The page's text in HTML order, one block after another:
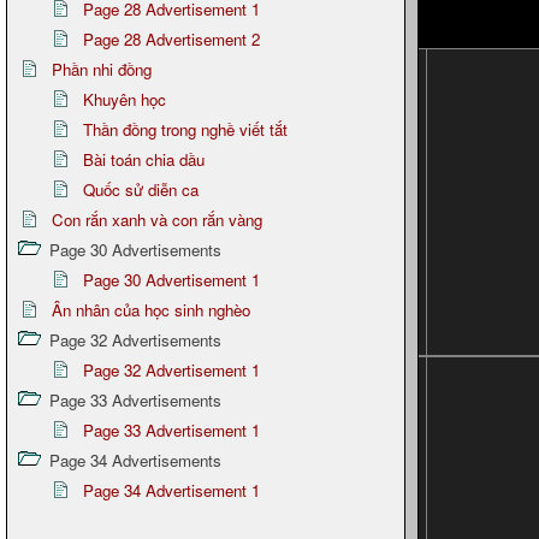
Page 28 Advertisement 1
Page 28 Advertisement 2
Phần nhi đồng
Khuyên học
Thần đồng trong nghề viết tắt
Bài toán chia dầu
Quốc sử diễn ca
Con rắn xanh và con rắn vàng
Page 30 Advertisements
Page 30 Advertisement 1
Ân nhân của học sinh nghèo
Page 32 Advertisements
Page 32 Advertisement 1
Page 33 Advertisements
Page 33 Advertisement 1
Page 34 Advertisements
Page 34 Advertisement 1